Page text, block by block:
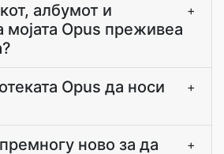
албумот и
мојата Opus преживеа
+
Opus да носи
+
ново за да
+